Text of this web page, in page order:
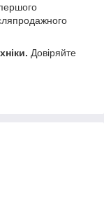
Довіряйте